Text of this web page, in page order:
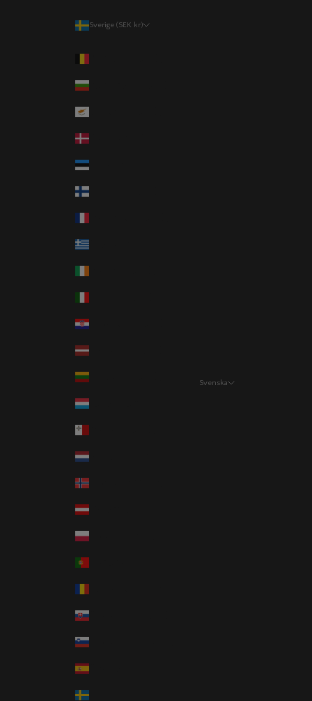
Sverige (SEK kr)
Bulgarien (EUR €)
Danmark (DKK kr.)
Estland (EUR €)
Finland (EUR €)
Grekland (EUR €)
Kroatien (EUR €)
Lettland (EUR €)
Litauen (EUR €)
Luxemburg (EUR €)
Nederländerna (EUR €)
Norge (NOK kr)
Österrike (EUR €)
Polen (PLN zł)
Slovakien (EUR €)
Slovenien (EUR €)
Spanien (EUR €)
Sverige (SEK kr)
Svenska